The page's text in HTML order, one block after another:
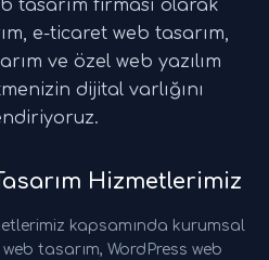
tasarım firması olarak
e-ticaret web tasarım,
ve özel web yazılım
dijital varlığını
Hizmetlerimiz
kapsamında kurumsal
tasarım, WordPress web